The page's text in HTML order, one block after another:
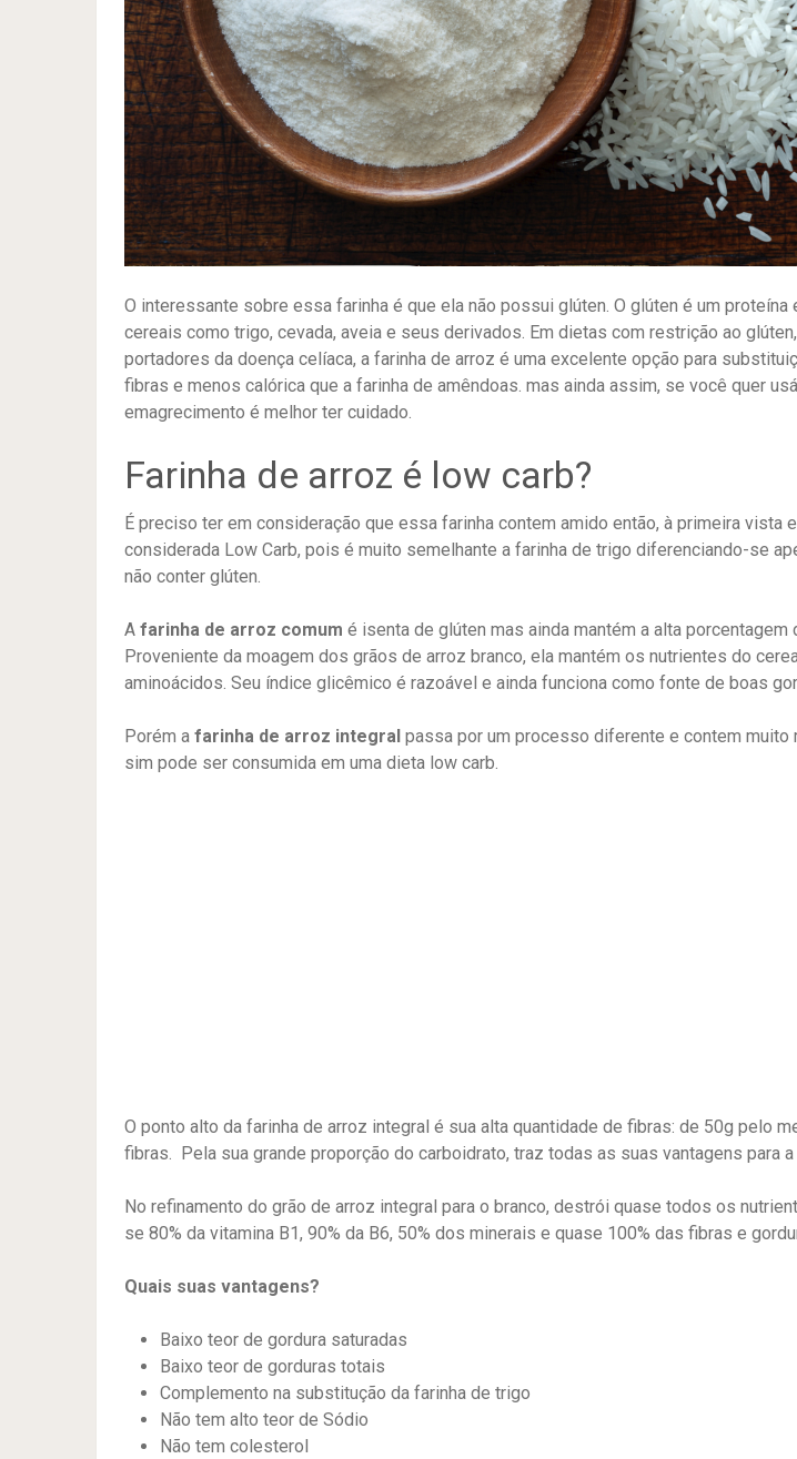
O interessante sobre essa farinha é que ela não possui glúten. O glúten é um proteína
cereais como trigo, cevada, aveia e seus derivados. Em dietas com restrição ao
portadores da doença celíaca, a farinha de arroz é uma excelente opção para
fibras e menos calórica que a farinha de amêndoas. mas ainda assim, se você quer
emagrecimento é melhor ter cuidado.
Farinha de arroz é low carb?
É preciso ter em consideração que essa farinha contem amido então, à primeira vista
considerada Low Carb, pois é muito semelhante a farinha de trigo diferenciando-se
não conter glúten.
A farinha de arroz comum é isenta de glúten mas ainda mantém a alta porcentagem
Proveniente da moagem dos grãos de arroz branco, ela mantém os nutrientes do
aminoácidos. Seu índice glicêmico é razoável e ainda funciona como fonte de boas
Porém a farinha de arroz integral passa por um processo diferente e contem muito
sim pode ser consumida em uma dieta low carb.
O ponto alto da farinha de arroz integral é sua alta quantidade de fibras: de 50g pelo
fibras. Pela sua grande proporção do carboidrato, traz todas as suas vantagens para a
No refinamento do grão de arroz integral para o branco, destrói quase todos os
se 80% da vitamina B1, 90% da B6, 50% dos minerais e quase 100% das fibras e
Quais suas vantagens?
Baixo teor de gordura saturadas
Baixo teor de gorduras totais
Complemento na substitução da farinha de trigo
Não tem alto teor de Sódio
Não tem colesterol